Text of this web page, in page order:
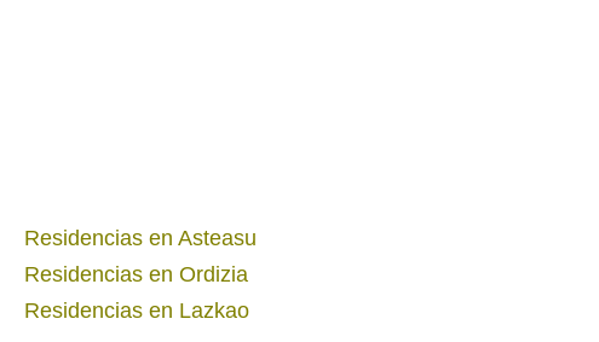
Residencias en Asteasu
Residencias en Ordizia
Residencias en Lazkao